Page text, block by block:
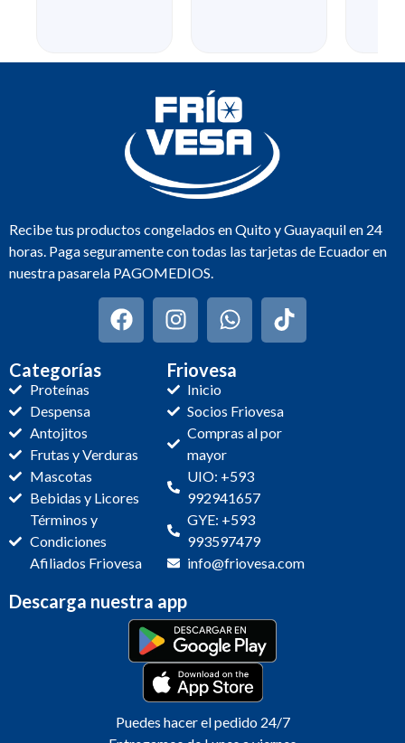
Recibe tus productos congelados en Quito y Guayaquil en 24
horas. Paga seguramente con todas las tarjetas de Ecuador en
nuestra pasarela PAGOMEDIOS.
Categorías
Proteínas
Despensa
Antojitos
Frutas y Verduras
Mascotas
Bebidas y Licores
Términos y
Condiciones
Afiliados Friovesa
Friovesa
Inicio
Socios Friovesa
Compras al por
mayor
UIO: +593
992941657
GYE: +593
993597479
info@friovesa.com
Descarga nuestra app
Puedes hacer el pedido 24/7